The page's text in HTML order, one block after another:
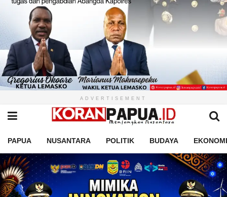
ADVERTISEMENT
PAPUA NUSANTARA POLITIK BUDAYA EKONOMI